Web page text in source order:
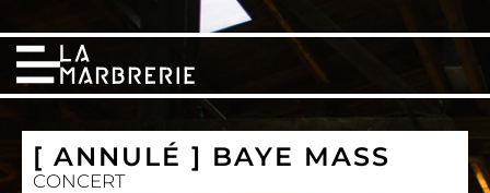
[ ANNULÉ ] BAYE MASS
CONCERT